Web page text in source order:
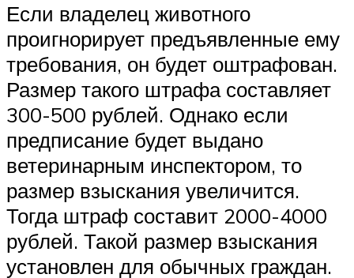
Если владелец животного
проигнорирует предъявленные ему
требования, он будет оштрафован.
Размер такого штрафа составляет
300-500 рублей. Однако если
предписание будет выдано
ветеринарным инспектором, то
размер взыскания увеличится.
Тогда штраф составит 2000-4000
рублей. Такой размер взыскания
установлен для обычных граждан.